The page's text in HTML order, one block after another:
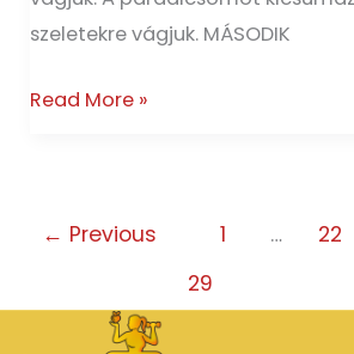
szeletekre vágjuk. MÁSODIK
Read More »
← Previous 1 … 22
29